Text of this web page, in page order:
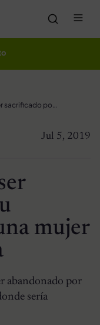
Este perro iba a ser sacrificado por su sobrepeso pero una mujer le cambió la vida
Jul 5, 2019
mujer
abandonado por
sería